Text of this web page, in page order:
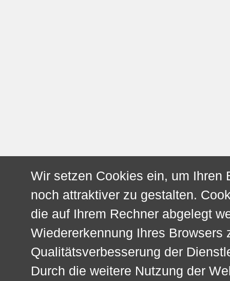
Wir setzen Cookies ein, um Ihren
noch attraktiver zu gestalten.
die auf Ihrem Rechner abgelegt
Wiedererkennung Ihres Browsers
Qualitätsverbesserung der
Durch die weitere Nutzung der